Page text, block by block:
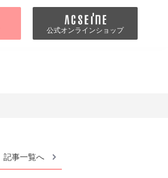
公式オンラインショップ
記事一覧へ